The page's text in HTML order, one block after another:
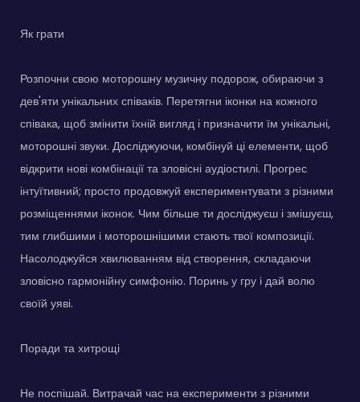
Як грати
Розпочни свою моторошну музичну подорож, обираючи з
дев'яти унікальних співаків. Перетягни іконки на кожного
співака, щоб змінити їхній вигляд і призначити їм унікальні,
моторошні звуки. Досліджуючи, комбінуй ці елементи, щоб
відкрити нові комбінації та зловісні аудіостилі. Прогрес
інтуїтивний; просто продовжуй експериментувати з різними
розміщеннями іконок. Чим більше ти досліджуєш і змішуєш,
тим глибшими і моторошнішими стають твої композиції.
Насолоджуйся хвилюванням від створення, складаючи
зловісно гармонійну симфонію. Поринь у гру і дай волю
своїй уяві.
Поради та хитрощі
Не поспішай. Витрачай час на експерименти з різними